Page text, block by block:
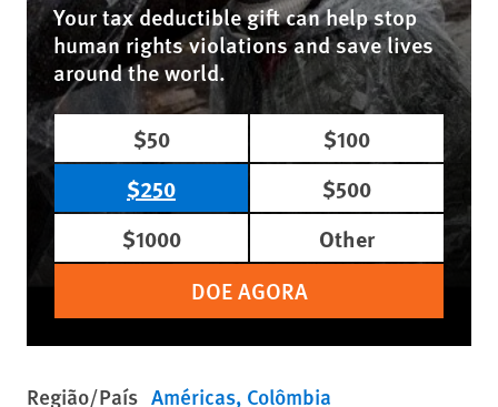
Your tax deductible gift can help stop
human rights violations and save lives
around the world.
$50
$100
$250
$500
$1000
Other
DOE AGORA
Região/País Américas Colômbia